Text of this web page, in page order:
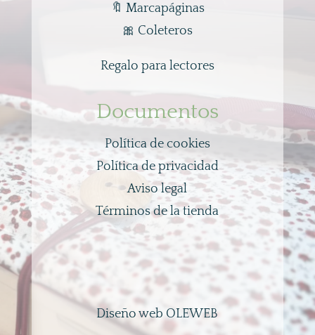
🔖 Marcapáginas
🎀 Coleteros
Regalo para lectores
Documentos
Política de cookies
Política de privacidad
Aviso legal
Términos de la tienda
Diseño web OLEWEB